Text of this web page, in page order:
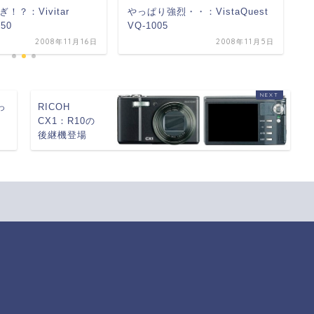
！？：Vivitar
2008年11月16日
やっぱり強烈・・：VistaQuest
VQ-1005
2008年11月5日
RICOH
CX1：R10の
後継機登場